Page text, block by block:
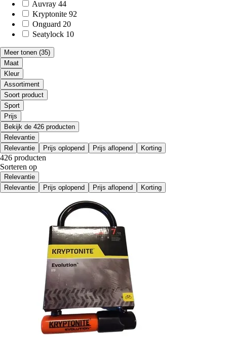
Auvray 44
Kryptonite 92
Onguard 20
Seatylock 10
Meer tonen (35)
Maat
Kleur
Assortiment
Soort product
Sport
Prijs
Bekijk de 426 producten
Relevantie
Relevantie
Prijs oplopend Prijs aflopend Korting
426 producten
Sorteren op
Relevantie
Relevantie
Prijs oplopend Prijs aflopend Korting